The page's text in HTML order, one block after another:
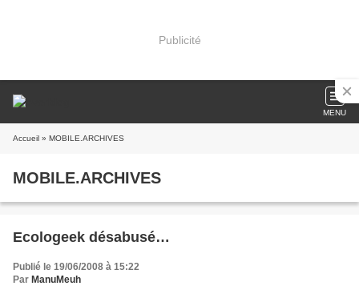
Publicité
MENU
Accueil » MOBILE.ARCHIVES
MOBILE.ARCHIVES
Ecologeek désabusé…
Publié le 19/06/2008 à 15:22
Par ManuMeuh